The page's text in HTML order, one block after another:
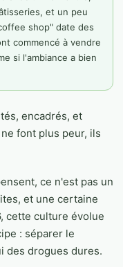
et un peu
shop" date des
commencé à vendre
si l'ambiance a bien
encadrés, et
font plus peur, ils
ce n'est pas un
et une certaine
cette culture évolue
: séparer le
des drogues dures.